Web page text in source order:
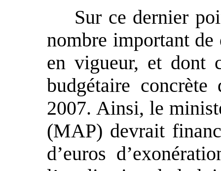
Sur ce dernier
nombre important
en vigueur, et dont
budgétaire
2007. Ainsi, le
(MAP) devrait
d’euros